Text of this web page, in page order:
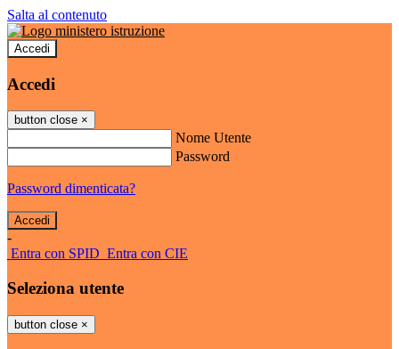
Salta al contenuto
Accedi
Accedi
button close ×
Nome Utente
Password
Password dimenticata?
-
Entra con SPID Entra con CIE
Seleziona utente
button close ×